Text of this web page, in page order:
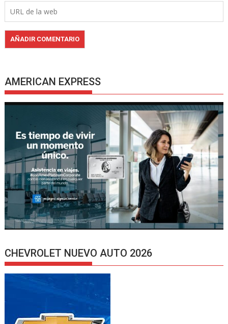
AMERICAN EXPRESS
CHEVROLET NUEVO AUTO 2026